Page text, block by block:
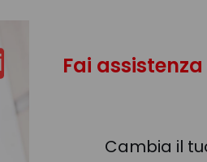
Fai
Cambia il